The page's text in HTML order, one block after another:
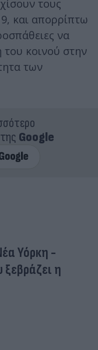
τους
και απορρίπτω
να
κοινού στην
των
Google
Υόρκη -
η